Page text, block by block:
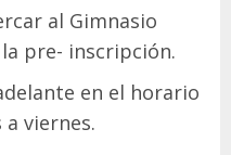
al Gimnasio
pre- inscripción.
en el horario
a viernes.